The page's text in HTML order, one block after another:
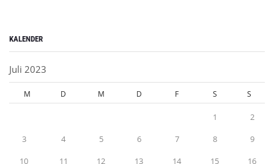
KALENDER
Juli 2023
M D M D F S S
1
2
3
4 5 6 7 8
9
10
11 12 13 14 15 16